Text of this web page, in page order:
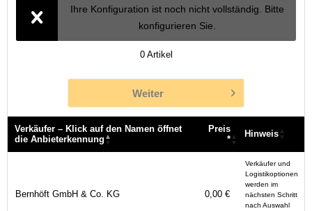
Ihre Konfiguration ist noch nicht vollständig. Bitte
konfigurieren Sie.
0 Artikel
Weiter
Verkäufer – Klick auf den Namen öffnet
die Anbieterkennung
Preis
*
Hinweis
Bernhöft GmbH & Co. KG 0,00 €
Verkäufer und
Logistikoptionen
werden im
nächsten Schritt
nach Auswahl